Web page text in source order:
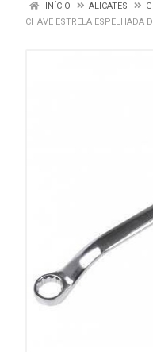
INÍCIO ALICATES
CHAVE ESTRELA ESPELHADA